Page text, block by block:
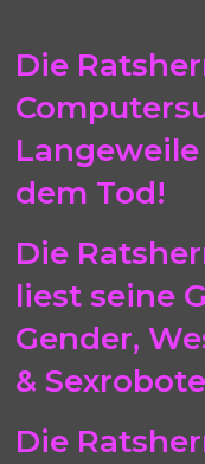
Die
dem Tod!
Die
liest seine
Gender,
&
Die